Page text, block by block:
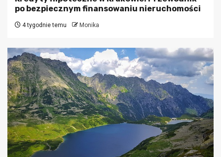
po bezpiecznym finansowaniu nieruchomości
4 tygodnie temu Monika